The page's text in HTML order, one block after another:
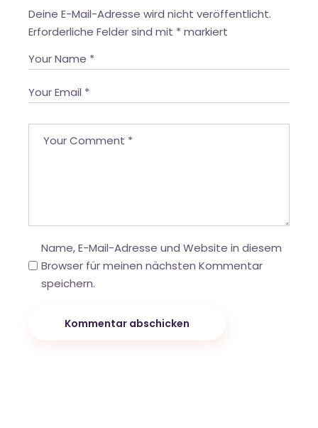
Deine E-Mail-Adresse wird nicht veröffentlicht.
Erforderliche Felder sind mit * markiert
Name, E-Mail-Adresse und Website in diesem
Browser für meinen nächsten Kommentar
speichern.
Kommentar abschicken